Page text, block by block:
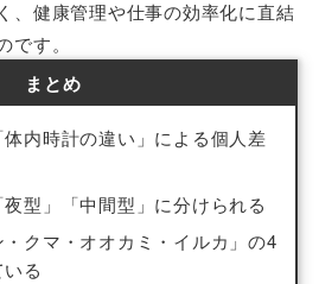
、健康管理や仕事の効率化に直結
す。
まとめ
内時計の違い」による個人差
型」「中間型」に分けられる
クマ・オオカミ・イルカ」の4
る